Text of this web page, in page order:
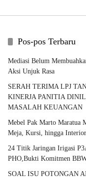
Pos-pos Terbaru
Mediasi Belum
Aksi Unjuk Rasa
SERAH TERIMA LPJ
KINERJA PANITIA
MASALAH KEUANGAN
Mebel Pak Marto Maratua
Meja, Kursi, hingga
24 Titik Jaringan Irigasi
PHO,Bukti Komitmen
SOAL ISU POTONGAN